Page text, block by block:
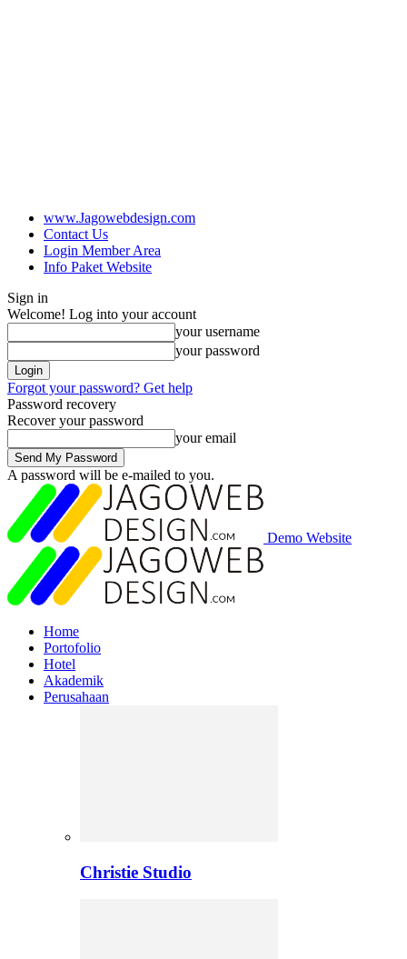
www.Jagowebdesign.com
Contact Us
Login Member Area
Info Paket Website
Sign in
Welcome! Log into your account
your username
your password
Forgot your password? Get help
Password recovery
Recover your password
your email
A password will be e-mailed to you.
Demo Website
Home
Portofolio
Hotel
Akademik
Perusahaan
Christie Studio